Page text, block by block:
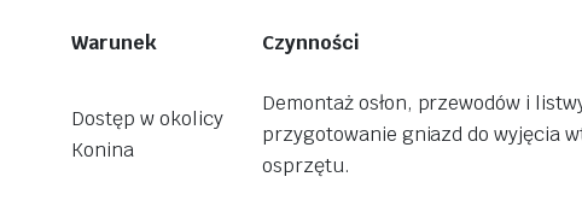
Warunek Czynności
Dostęp w okolicy
Konina
Demontaż osłon, przewodów i
przygotowanie gniazd do wyjęcia
osprzętu.